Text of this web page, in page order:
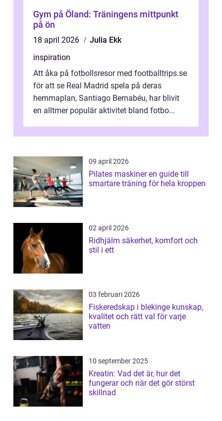
Gym på Öland: Träningens mittpunkt
på ön
18 april 2026
Julia Ekk
inspiration
Att åka på fotbollsresor med footballtrips.se
för att se Real Madrid spela på deras
hemmaplan, Santiago Bernabéu, har blivit
en alltmer populär aktivitet bland fotbo...
09 april 2026
Pilates maskiner en guide till
smartare träning för hela kroppen
02 april 2026
Ridhjälm säkerhet, komfort och
stil i ett
03 februari 2026
Fiskeredskap i blekinge kunskap,
kvalitet och rätt val för varje
vatten
10 september 2025
Kreatin: Vad det är, hur det
fungerar och när det gör störst
skillnad